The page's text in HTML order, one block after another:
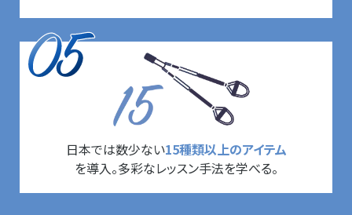
日本では数少ない15種類以上のアイテム
を導入。多彩なレッスン手法を学べる。